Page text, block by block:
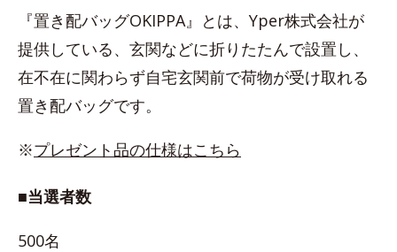
『置き配バッグOKIPPA』とは、Yper株式会社が
提供している、玄関などに折りたたんで設置し、
在不在に関わらず自宅玄関前で荷物が受け取れる
置き配バッグです。
※プレゼント品の仕様はこちら
■当選者数
500名